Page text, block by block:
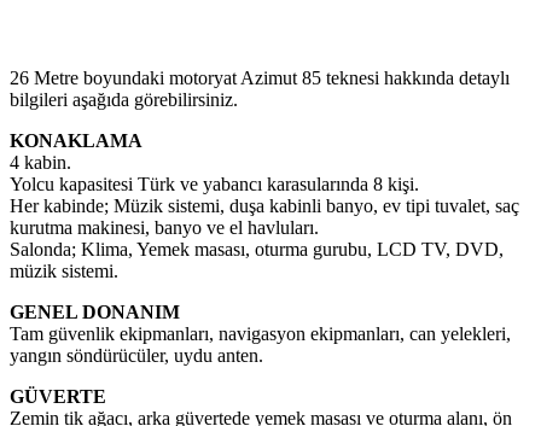
26 Metre boyundaki motoryat Azimut 85 teknesi hakkında detaylı
bilgileri aşağıda görebilirsiniz.
KONAKLAMA
4 kabin.
Yolcu kapasitesi Türk ve yabancı karasularında 8 kişi.
Her kabinde; Müzik sistemi, duşa kabinli banyo, ev tipi tuvalet, saç
kurutma makinesi, banyo ve el havluları.
Salonda; Klima, Yemek masası, oturma gurubu, LCD TV, DVD,
müzik sistemi.
GENEL DONANIM
Tam güvenlik ekipmanları, navigasyon ekipmanları, can yelekleri,
yangın söndürücüler, uydu anten.
GÜVERTE
Zemin tik ağacı, arka güvertede yemek masası ve oturma alanı, ön